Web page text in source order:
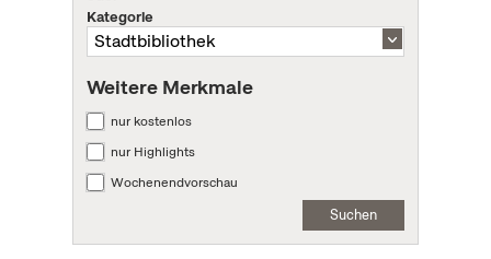
Kategorie
Weitere Merkmale
nur kostenlos
nur Highlights
Wochenendvorschau
Suchen